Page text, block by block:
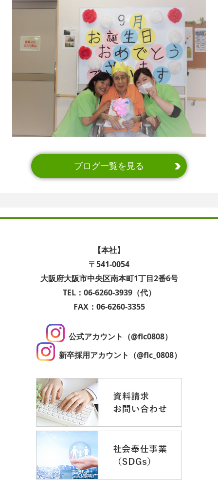
ブログ一覧を見る
【本社】
〒541-0054
大阪府大阪市中央区南本町1丁目2番6号
TEL：06-6260-3939（代）
FAX：06-6260-3355
公式アカウント（@flc0808）
新卒採用アカウント（@flc_0808）